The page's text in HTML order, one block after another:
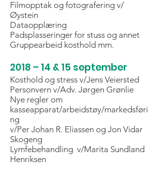
Filmopptak og fotografering v/
Øystein
Dataopplæring
Padsplasseringer for stuss og annet
Gruppearbeid kosthold mm.
2018 – 14 & 15 september
Kosthold og stress v/Jens Veiersted
Personvern v/Adv. Jørgen Grønlie
Nye regler om
kasseapparat/arbeidstøy/markedsføri
ng
v/Per Johan R. Eliassen og Jon Vidar
Skogeng
Lymfebehandling v/Marita Sundland
Henriksen